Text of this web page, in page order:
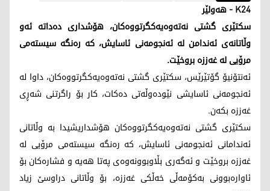
K24 - هەولێر
سکتێری گشتی نەتەوەیەکگرتووەکان، هۆشداری دەداتە ئەو
وڵاتانەی ئەندامن لە ئەنجومەنی ئاسایش، کە رەنگە سیستەمی
مرۆیی لە غەززە بروخێت.
ئەنتۆنیۆ گۆتێرێس، سکتێری گشتی نەتەوەیەکگرتووەکان، داوا لە
ئەنجومەنی ئاسایشی نێودەوڵەتی دەکات، کار بۆ راگرتنی شەڕی
غەززە بکەن.
سکتێری گشتی نەتەوەیەکگرتووەکان هۆشداریشیدا بە وڵاتانی
ئەندامانی ئەنجومەنی ئاسایش، کە رەنگە سیستەمی مرۆیی لە
غەززە بروخێت و ئەگەری بڵاوبوونەوەی پەتا هەیە و فشارەکان بۆ
ئاوارەبوونی بەکۆمەڵی خەڵکی غەززە، بۆ وڵاتانی دراوسێ زیاد